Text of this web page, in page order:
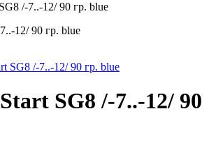
/-7..-12/ 90 гр. blue
12/ 90 гр. blue
SG8 /-7..-12/ 90